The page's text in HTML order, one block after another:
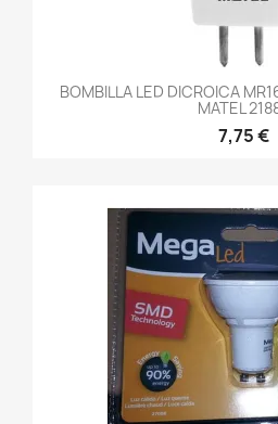
BOMBILLA LED DICROICA
MATEL
7,75 €